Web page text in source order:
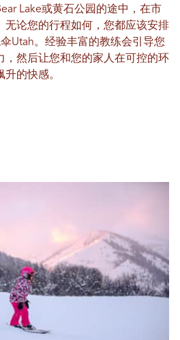
Lake或黄石公园的途中，在市
无论您的行程如何，您都应该安排
Utah。经验丰富的教练会引导您
，然后让您和您的家人在可控的环
的快感。